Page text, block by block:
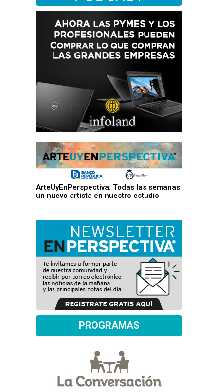
ArteUyEnPerspectiva: Todas las semanas
un nuevo artista en nuestro estudio
PROGRAMAS